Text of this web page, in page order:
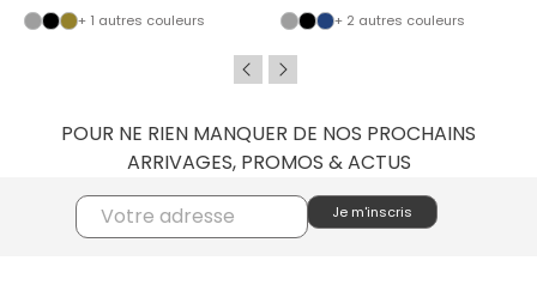
+ 1 autres couleurs
+ 2 autres couleurs
POUR NE RIEN MANQUER DE NOS PROCHAINS
ARRIVAGES, PROMOS & ACTUS